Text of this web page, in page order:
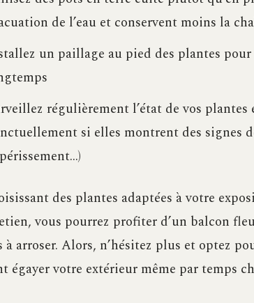
de l’eau et conservent moins la
un paillage au pied des plantes
régulièrement l’état de vos plantes
si elles montrent des signes
des plantes adaptées à votre
vous pourrez profiter d’un balcon
à arroser. Alors, n’hésitez plus et optez
égayer votre extérieur même par temps